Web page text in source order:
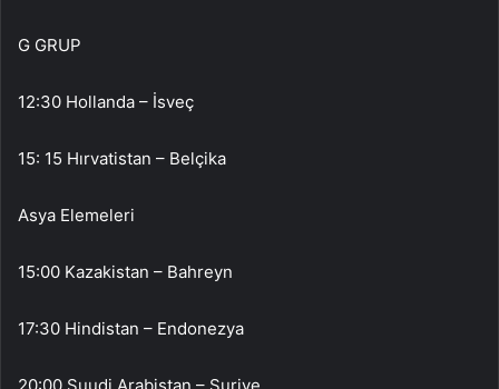
G GRUP
12:30 Hollanda – İsveç
15: 15 Hırvatistan – Belçika
Asya Elemeleri
15:00 Kazakistan – Bahreyn
17:30 Hindistan – Endonezya
20:00 Suudi Arabistan – Suriye